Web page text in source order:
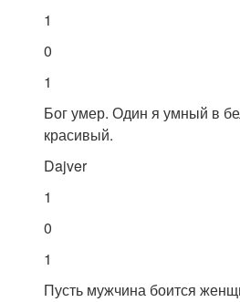
1
0
1
Бог умер. Один я умный в
красивый.
Dajver
1
0
1
Пусть мужчина боится